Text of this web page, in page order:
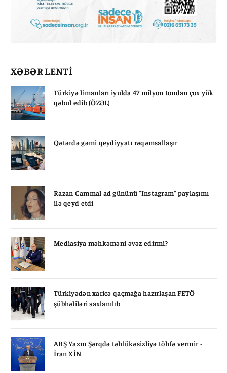
XƏBƏR LENTİ
Türkiyə limanları iyulda 47 milyon tondan çox yük
qəbul edib (ÖZƏL)
Qətərdə gəmi qeydiyyatı rəqəmsallaşır
Razan Cammal ad gününü "Instagram" paylaşımı
ilə qeyd etdi
Mediasiya məhkəməni əvəz edirmi?
Türkiyədən xaricə qaçmağa hazırlaşan FETÖ
şübhəliləri saxlanılıb
ABŞ Yaxın Şərqdə təhlükəsizliyə töhfə vermir -
İran XİN